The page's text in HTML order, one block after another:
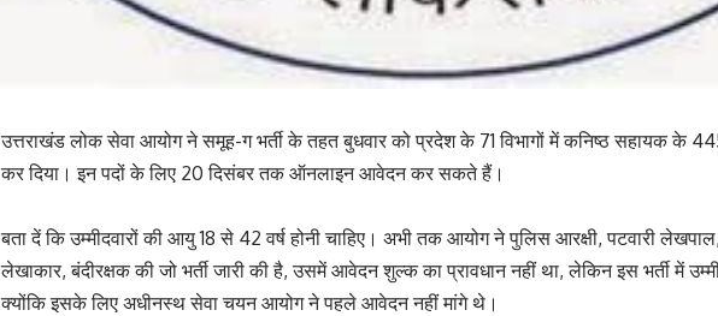
उत्तराखंड लोक सेवा आयोग ने समूह-ग भर्ती के तहत बुधवार को प्रदेश के 71 विभागों में कनिष्ठ सहायक के 445
कर दिया। इन पदों के लिए 20 दिसंबर तक ऑनलाइन आवेदन कर सकते हैं।
बता दें कि उम्मीदवारों की आयु 18 से 42 वर्ष होनी चाहिए। अभी तक आयोग ने पुलिस आरक्षी, पटवारी
लेखाकार, बंदीरक्षक की जो भर्ती जारी की है, उसमें आवेदन शुल्क का प्रावधान नहीं था, लेकिन इस भर्ती में
क्योंकि इसके लिए अधीनस्थ सेवा चयन आयोग ने पहले आवेदन नहीं मांगे थे।